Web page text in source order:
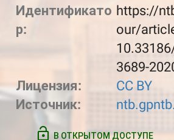
Идентификато
р:
https://
our/
3689-
Лицензия:
CC BY
Источник:
В ОТКРЫТОМ ДОСТУПЕ